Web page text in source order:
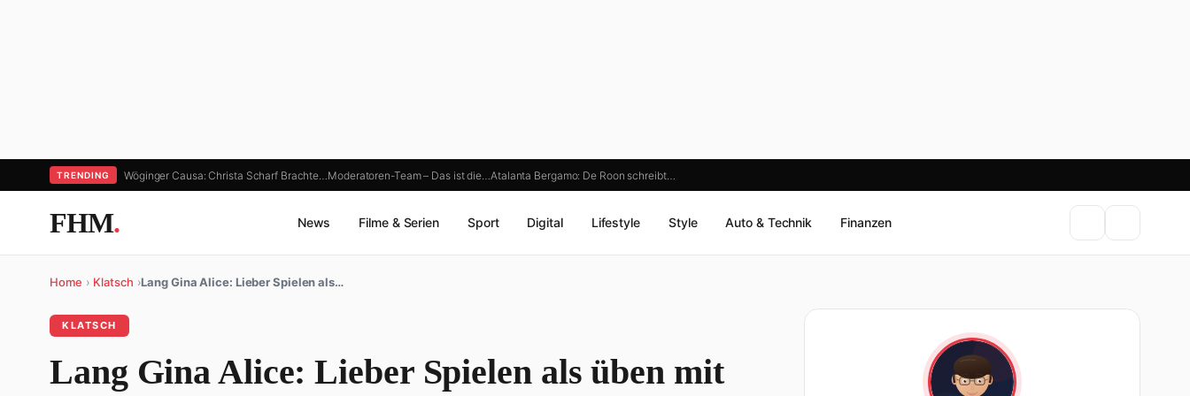
TRENDING Wöginger Causa: Christa Scharf Brachte… Moderatoren-Team – Das ist die… Atalanta Bergamo: De Roon schreibt…
FHM. News Filme & Serien Sport Digital Lifestyle Style Auto & Technik Finanzen
Home › Klatsch ›Lang Gina Alice: Lieber Spielen als…
KLATSCH
Lang Gina Alice: Lieber Spielen als üben mit